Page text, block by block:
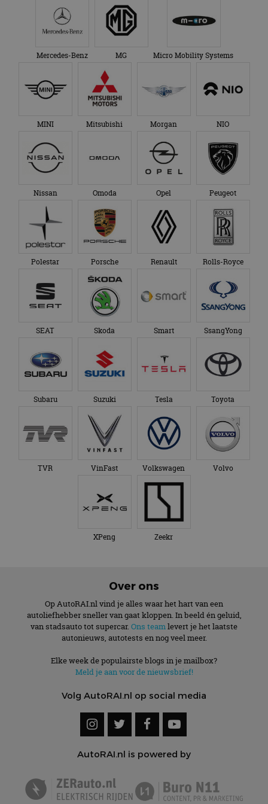
Mercedes-Benz MG Micro Mobility Systems
MINI Mitsubishi Morgan NIO
Nissan Omoda Opel Peugeot
Polestar Porsche Renault Rolls-Royce
SEAT Skoda Smart SsangYong
Subaru Suzuki Tesla Toyota
TVR VinFast Volkswagen Volvo
XPeng Zeekr
Over ons
Op AutoRAI.nl vind je alles waar het hart van een
autoliefhebber sneller van gaat kloppen. In beeld én geluid,
van stadsauto tot supercar. Ons teamlevert je het laatste
autonieuws, autotests en nog veel meer.
Elke week de populairste blogs in je mailbox?
Meld je aan voor de nieuwsbrief!
Volg AutoRAI.nl op social media
AutoRAI.nl is powered by